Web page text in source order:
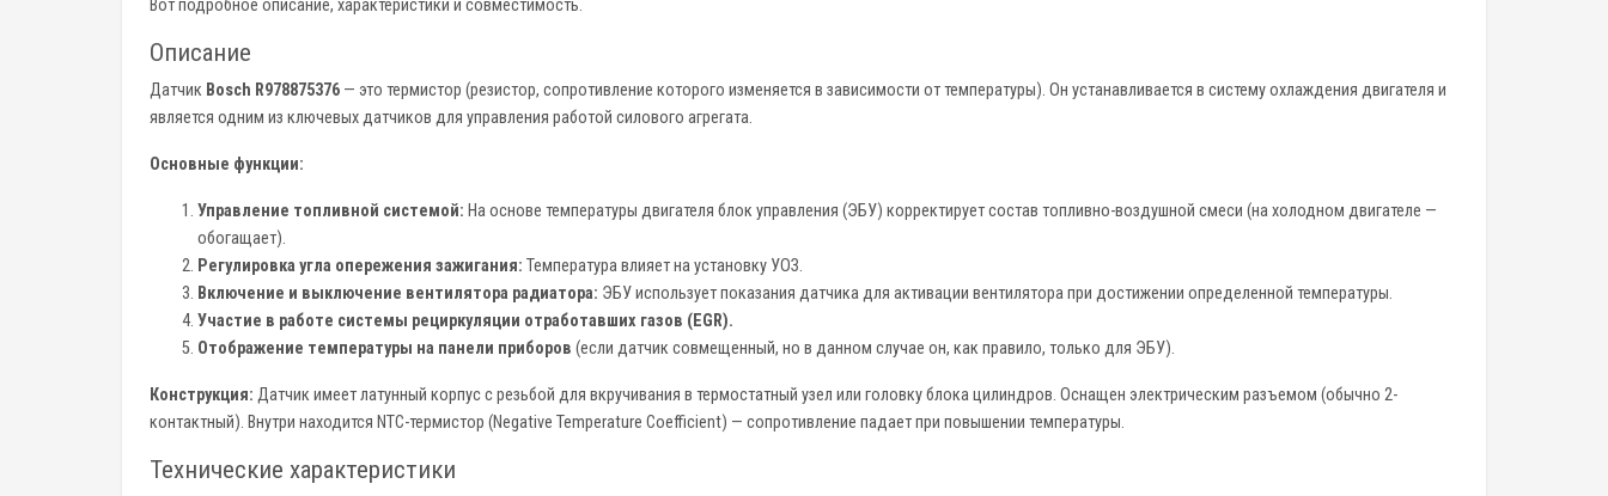
Вот подробное описание, характеристики и совместимость.
Описание
Датчик Bosch R978875376 — это термистор (резистор, сопротивление которого изменяется в зависимости от температуры). Он устанавливается в систему охлаждения двигателя и
является одним из ключевых датчиков для управления работой силового агрегата.
Основные функции:
Управление топливной системой: На основе температуры двигателя блок управления (ЭБУ) корректирует состав топливно-воздушной смеси (на холодном двигателе —
обогащает).
Регулировка угла опережения зажигания: Температура влияет на установку УОЗ.
Включение и выключение вентилятора радиатора: ЭБУ использует показания датчика для активации вентилятора при достижении определенной температуры.
Участие в работе системы рециркуляции отработавших газов (EGR).
Отображение температуры на панели приборов (если датчик совмещенный, но в данном случае он, как правило, только для ЭБУ).
Конструкция: Датчик имеет латунный корпус с резьбой для вкручивания в термостатный узел или головку блока цилиндров. Оснащен электрическим разъемом (обычно 2-
контактный). Внутри находится NTC-термистор (Negative Temperature Coefficient) — сопротивление падает при повышении температуры.
Технические характеристики